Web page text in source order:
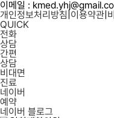
이메일 :
개인정보처리방침 |이용약관|
QUICK
전화
상담
간편
상담
비대면
진료
네이버
예약
네이버 블로그